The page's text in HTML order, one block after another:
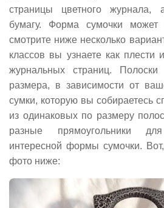
страницы цветного журнала,
бумагу. Форма сумочки
смотрите ниже несколько
классов вы узнаете как плести
журнальных страниц. Полоски
размера, в зависимости от
сумки, которую вы собираетесь
из одинаковых по размеру
разные прямоугольники
интересной формы сумочки.
фото ниже: